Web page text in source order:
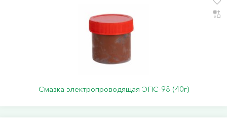
Смазка электропроводящая ЭПС-98 (40г)